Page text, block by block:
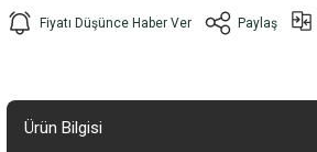
Fiyatı Düşünce Haber Ver Paylaş
Ürün Bilgisi